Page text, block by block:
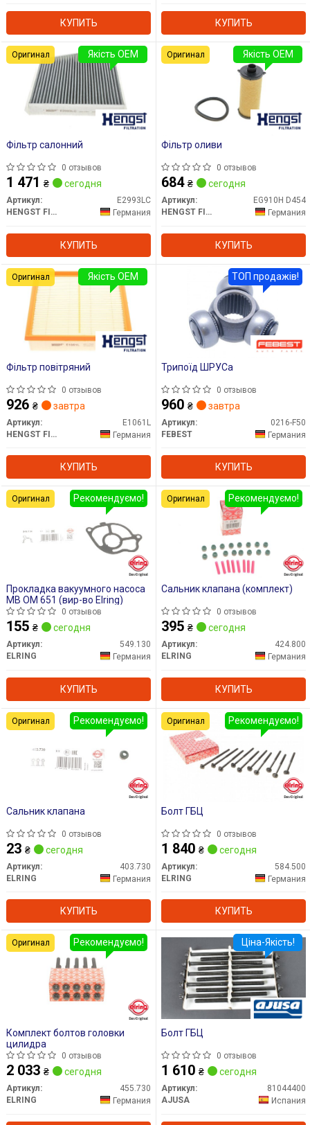
КУПИТЬ КУПИТЬ
Фільтр салонний
0 отзывов
1 471 ₴ сегодня
Артикул:
E2993LC
HENGST FILTER
Германия
КУПИТЬ
Якість OEM
Оригинал
Фільтр оливи
0 отзывов
684 ₴ сегодня
Артикул:
EG910H D454
HENGST FILTER
Германия
КУПИТЬ
Якість OEM
Оригинал
Фільтр повітряний
0 отзывов
926 ₴ завтра
Артикул:
E1061L
HENGST FILTER
Германия
КУПИТЬ
Якість OEM
Оригинал
Трипоїд ШРУСа
0 отзывов
960 ₴ завтра
Артикул:
0216-F50
FEBEST
Германия
КУПИТЬ
ТОП продажів!
Прокладка вакуумного насоса
MB OM 651 (вир-во Elring)
0 отзывов
155 ₴ сегодня
Артикул:
549.130
ELRING
Германия
КУПИТЬ
Рекомендуємо!
Оригинал
Сальник клапана (комплект)
0 отзывов
395 ₴ сегодня
Артикул:
424.800
ELRING
Германия
КУПИТЬ
Рекомендуємо!
Оригинал
Сальник клапана
0 отзывов
23 ₴ сегодня
Артикул:
403.730
ELRING
Германия
КУПИТЬ
Рекомендуємо!
Оригинал
Болт ГБЦ
0 отзывов
1 840 ₴ сегодня
Артикул:
584.500
ELRING
Германия
КУПИТЬ
Рекомендуємо!
Оригинал
Комплект болтов головки
цилидра
0 отзывов
2 033 ₴ сегодня
Артикул:
455.730
ELRING
Германия
Рекомендуємо!
Оригинал
Болт ГБЦ
0 отзывов
1 610 ₴ сегодня
Артикул:
81044400
AJUSA
Испания
Ціна-Якість!